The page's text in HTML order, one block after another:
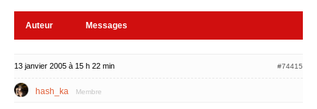
Auteur Messages
13 janvier 2005 à 15 h 22 min #74415
hash_ka Membre